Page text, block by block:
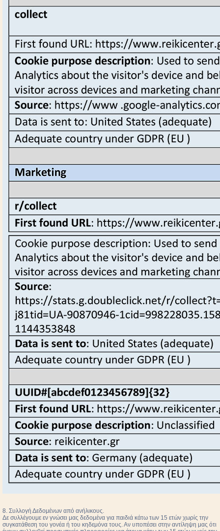
8. Συλλογή Δεδομένων από ανήλικους.
Δε συλλέγουμε εν γνώσει μας δεδομένα για παιδιά κάτω των 15 ετών χωρίς την
συγκατάθεση του γονέα ή του κηδεμόνα τους. Αν υποπέσει στην αντίληψη μας ότι